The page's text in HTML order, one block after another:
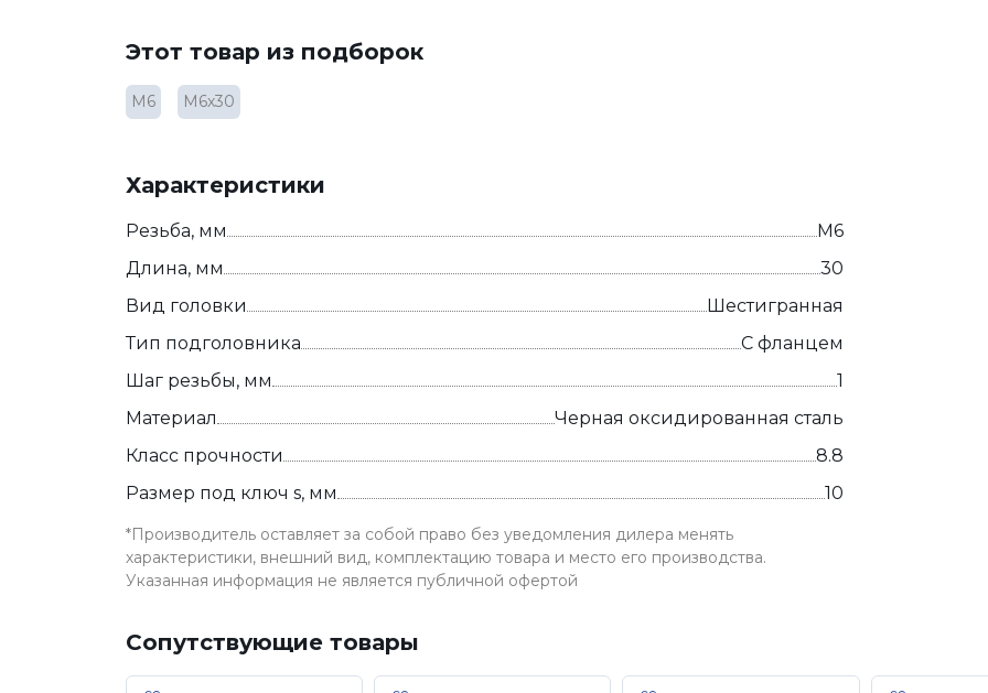
Этот товар из подборок
М6 М6х30
Характеристики
Резьба, мм
М6
Длина, мм
30
Вид головки
Шестигранная
Тип подголовника
С фланцем
Шаг резьбы, мм
1
Материал
Черная оксидированная сталь
Класс прочности
8.8
Размер под ключ s, мм
10
*Производитель оставляет за собой право без уведомления дилера менять
характеристики, внешний вид, комплектацию товара и место его производства.
Указанная информация не является публичной офертой
Сопутствующие товары